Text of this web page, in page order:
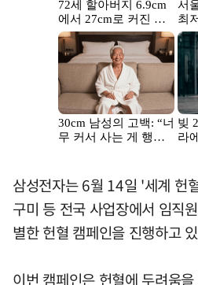
삼성전자는 6월 14일 '세계 헌
구미 등 전국 사업장에서 임직
별한 헌혈 캠페인을 진행하고
이번 캠페인은 헌혈에 두려움